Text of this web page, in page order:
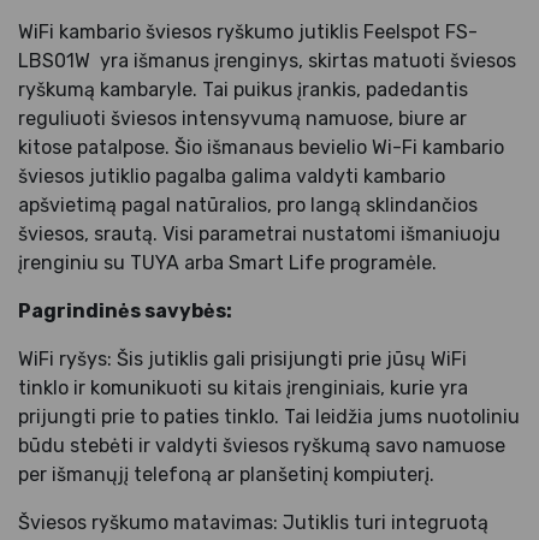
WiFi kambario šviesos ryškumo jutiklis Feelspot FS-
LBS01W yra išmanus įrenginys, skirtas matuoti šviesos
ryškumą kambaryle. Tai puikus įrankis, padedantis
reguliuoti šviesos intensyvumą namuose, biure ar
kitose patalpose. Šio išmanaus bevielio Wi-Fi kambario
šviesos jutiklio pagalba galima valdyti kambario
apšvietimą pagal natūralios, pro langą sklindančios
šviesos, srautą. Visi parametrai nustatomi išmaniuoju
įrenginiu su TUYA arba Smart Life programėle.
Pagrindinės savybės:
WiFi ryšys: Šis jutiklis gali prisijungti prie jūsų WiFi
tinklo ir komunikuoti su kitais įrenginiais, kurie yra
prijungti prie to paties tinklo. Tai leidžia jums nuotoliniu
būdu stebėti ir valdyti šviesos ryškumą savo namuose
per išmanųjį telefoną ar planšetinį kompiuterį.
Šviesos ryškumo matavimas: Jutiklis turi integruotą